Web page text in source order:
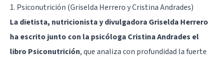
1. Psiconutrición (Griselda Herrero y Cristina Andrades)
La dietista, nutricionista y divulgadora Griselda Herrero
ha escrito junto con la psicóloga Cristina Andrades el
libro Psiconutrición, que analiza con profundidad la fuerte